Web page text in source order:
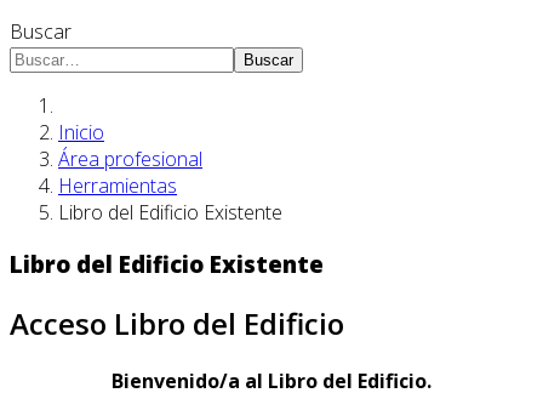
Buscar
Buscar
Inicio
Área profesional
Herramientas
Libro del Edificio Existente
Libro del Edificio Existente
Acceso Libro del Edificio
Bienvenido/a al Libro del Edificio.